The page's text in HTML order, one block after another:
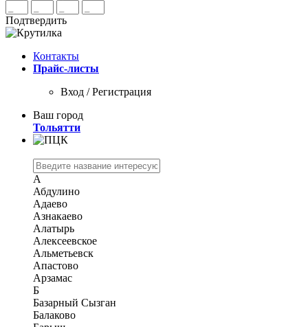
Подтвердить
Контакты
Прайс-листы
Вход / Регистрация
Ваш город
Тольятти
А
Абдулино
Адаево
Азнакаево
Алатырь
Алексеевское
Альметьевск
Апастово
Арзамас
Б
Базарный Сызган
Балаково